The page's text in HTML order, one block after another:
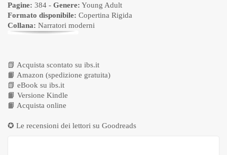
Pagine: 384 - Genere: Young Adult
Formato disponibile: Copertina Rigida
Collana: Narratori moderni
📗 Acquista scontato su ibs.it
📙 Amazon (spedizione gratuita)
📗 eBook su ibs.it
📙 Versione Kindle
📙 Acquista online
✪ Le recensioni dei lettori su Goodreads